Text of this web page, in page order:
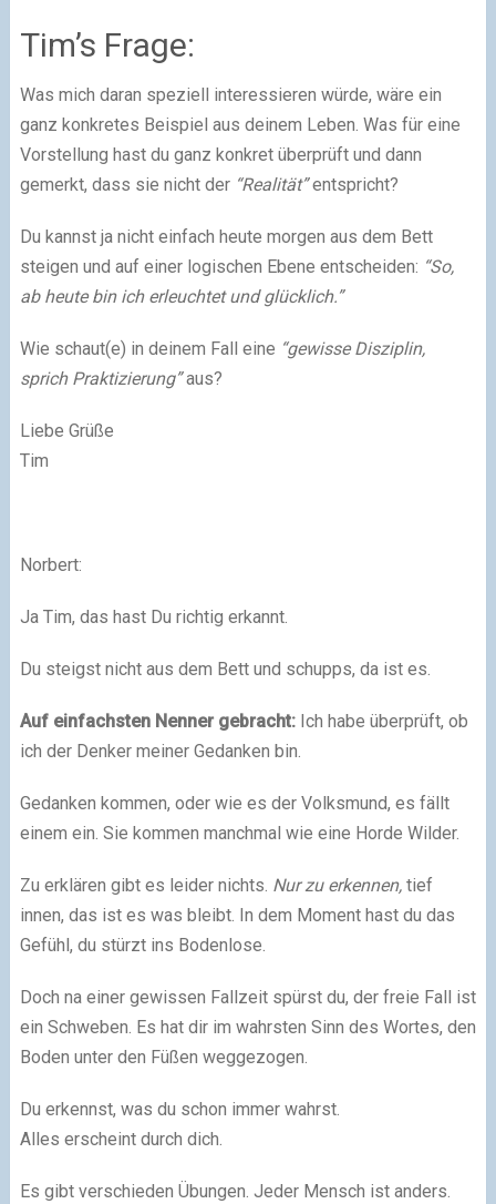
Tim’s Frage:
Was mich daran speziell interessieren würde, wäre ein
ganz konkretes Beispiel aus deinem Leben. Was für eine
Vorstellung hast du ganz konkret überprüft und dann
gemerkt, dass sie nicht der “Realität”entspricht?
Du kannst ja nicht einfach heute morgen aus dem Bett
steigen und auf einer logischen Ebene entscheiden: “So,
ab heute bin ich erleuchtet und glücklich.”
Wie schaut(e) in deinem Fall eine “gewisse Disziplin,
sprich Praktizierung”aus?
Liebe Grüße
Tim
Norbert:
Ja Tim, das hast Du richtig erkannt.
Du steigst nicht aus dem Bett und schupps, da ist es.
Auf einfachsten Nenner gebracht:Ich habe überprüft, ob
ich der Denker meiner Gedanken bin.
Gedanken kommen, oder wie es der Volksmund, es fällt
einem ein. Sie kommen manchmal wie eine Horde Wilder.
Zu erklären gibt es leider nichts. Nur zu erkennen,tief
innen, das ist es was bleibt. In dem Moment hast du das
Gefühl, du stürzt ins Bodenlose.
Doch na einer gewissen Fallzeit spürst du, der freie Fall ist
ein Schweben. Es hat dir im wahrsten Sinn des Wortes, den
Boden unter den Füßen weggezogen.
Du erkennst, was du schon immer wahrst.
Alles erscheint durch dich.
Es gibt verschieden Übungen. Jeder Mensch ist anders.